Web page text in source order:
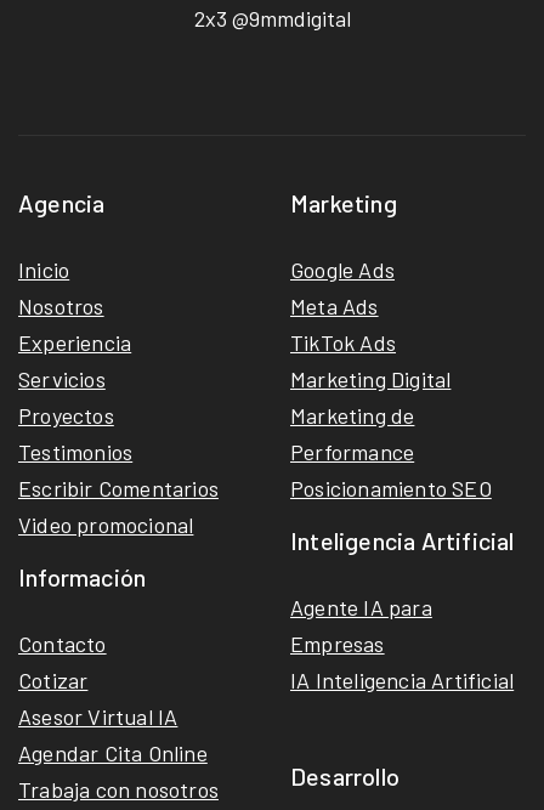
2x3 @9mmdigital
Agencia
Inicio
Nosotros
Experiencia
Servicios
Proyectos
Testimonios
Escribir Comentarios
Video promocional
Información
Contacto
Cotizar
Asesor Virtual IA
Agendar Cita Online
Trabaja con nosotros
Marketing
Google Ads
Meta Ads
TikTok Ads
Marketing Digital
Marketing de
Performance
Posicionamiento SEO
Inteligencia Artificial
Agente IA para
Empresas
IA Inteligencia Artificial
Desarrollo